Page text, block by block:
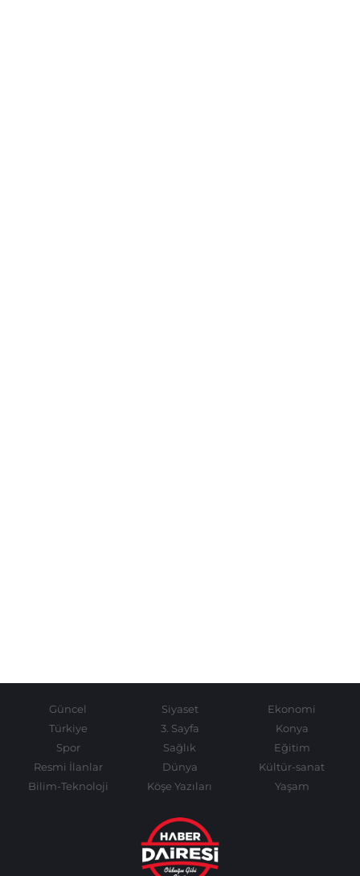
Güncel Siyaset
Ekonomi
Türkiye
3. Sayfa
Konya
Spor
Sağlık
Eğitim
Resmi İlanlar
Dünya
Kültür-sanat
Bilim-Teknoloji
Köşe Yazıları Yaşam